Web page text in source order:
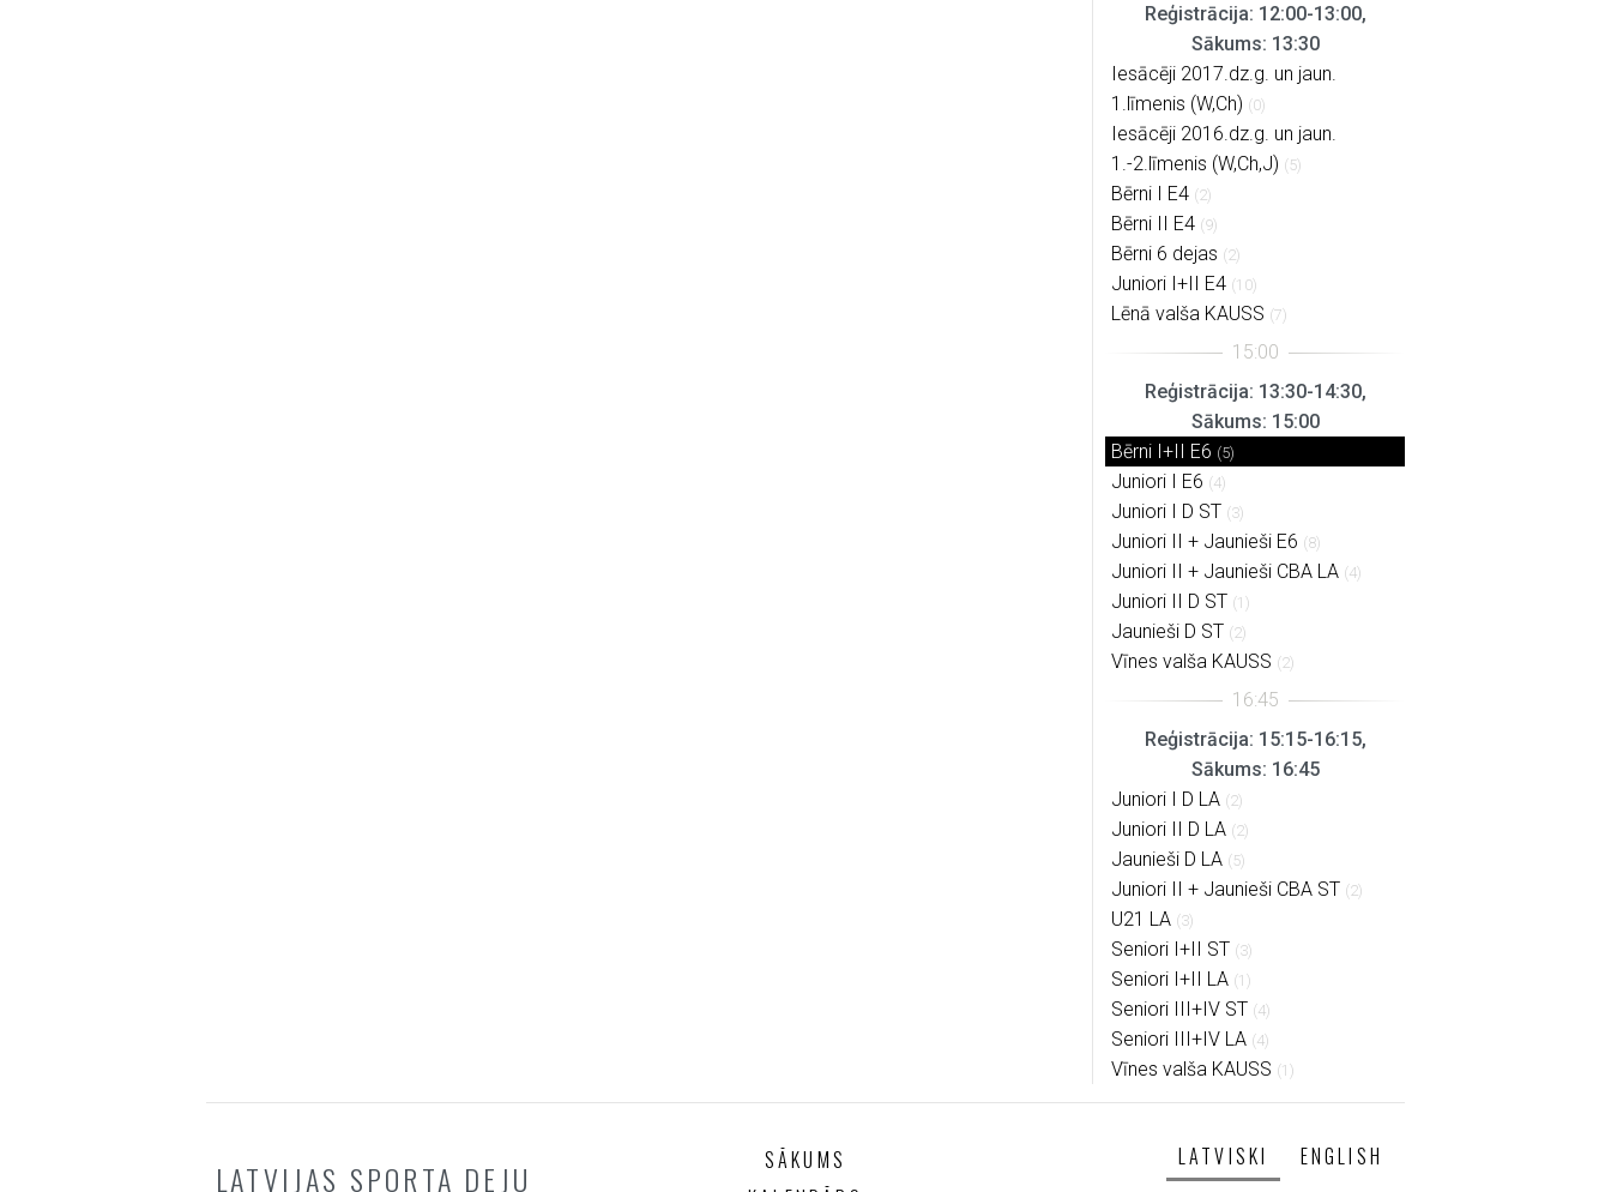
Reģistrācija: 12:00-13:00,
Sākums: 13:30
Iesācēji 2017.dz.g. un jaun.
1.līmenis (W,Ch) (0)
Iesācēji 2016.dz.g. un jaun.
1.-2.līmenis (W,Ch,J) (5)
Bērni I E4 (2)
Bērni II E4 (9)
Bērni 6 dejas (2)
Juniori I+II E4 (10)
Lēnā valša KAUSS (7)
Reģistrācija: 13:30-14:30,
Sākums: 15:00
Bērni I+II E6 (5)
Juniori I E6 (4)
Juniori I D ST (3)
Juniori II + Jaunieši E6 (8)
Juniori II + Jaunieši CBA LA (4)
Juniori II D ST (1)
Jaunieši D ST (2)
Vīnes valša KAUSS (2)
Reģistrācija: 15:15-16:15,
Sākums: 16:45
Juniori I D LA (2)
Juniori II D LA (2)
Jaunieši D LA (5)
Juniori II + Jaunieši CBA ST (2)
U21 LA (3)
Seniori I+II ST (3)
Seniori I+II LA (1)
Seniori III+IV ST (4)
Seniori III+IV LA (4)
Vīnes valša KAUSS (1)
LATVIJAS SPORTA DEJU
SĀKUMS
LATVISKI ENGLISH